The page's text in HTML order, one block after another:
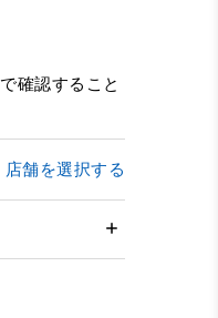
確認すること
店舗を選択する